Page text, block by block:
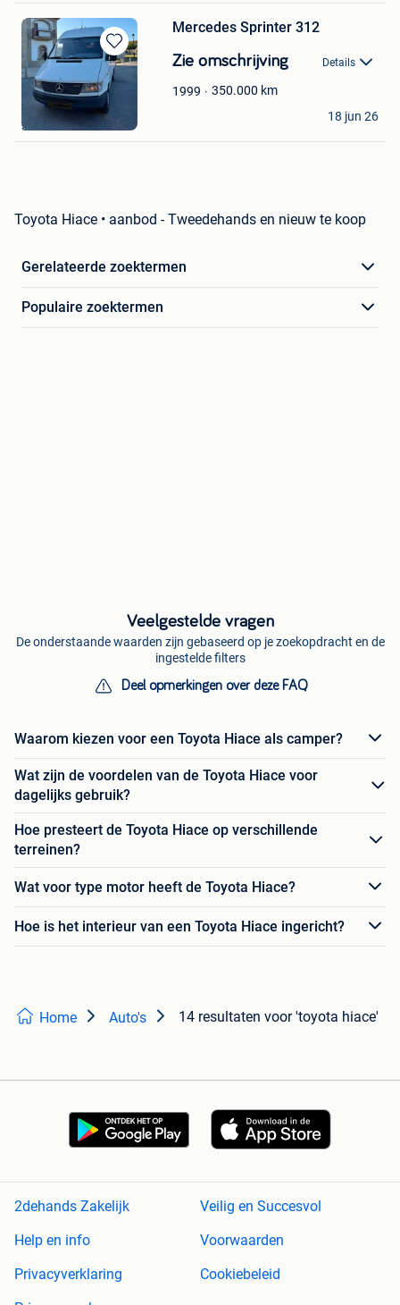
Bewaren
in
Mijn
Favorieten
Mercedes Sprinter 312
Zie omschrijving Details
1999 350.000 km
B. B
Strombeek - Bever
18 jun 26
Toyota Hiace • aanbod - Tweedehands en nieuw te koop
Gerelateerde zoektermen
Populaire zoektermen
Veelgestelde vragen
De onderstaande waarden zijn gebaseerd op je zoekopdracht en de
ingestelde filters
Deel opmerkingen over deze FAQ
Waarom kiezen voor een Toyota Hiace als camper?
Wat zijn de voordelen van de Toyota Hiace voor
dagelijks gebruik?
Hoe presteert de Toyota Hiace op verschillende
terreinen?
Wat voor type motor heeft de Toyota Hiace?
Hoe is het interieur van een Toyota Hiace ingericht?
Home Auto's 14 resultaten voor 'toyota hiace'
2dehands Zakelijk
Veilig en Succesvol
Help en info
Voorwaarden
Privacyverklaring
Cookiebeleid